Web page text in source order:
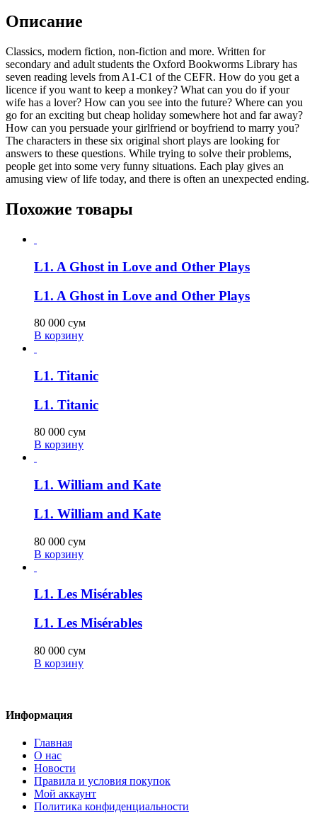
Описание
Classics, modern fiction, non-fiction and more. Written for
secondary and adult students the Oxford Bookworms Library has
seven reading levels from A1-C1 of the CEFR. How do you get a
licence if you want to keep a monkey? What can you do if your
wife has a lover? How can you see into the future? Where can you
go for an exciting but cheap holiday somewhere hot and far away?
How can you persuade your girlfriend or boyfriend to marry you?
The characters in these six original short plays are looking for
answers to these questions. While trying to solve their problems,
people get into some very funny situations. Each play gives an
amusing view of life today, and there is often an unexpected ending.
Похожие товары
L1. A Ghost in Love and Other Plays
L1. A Ghost in Love and Other Plays
80 000 сум
В корзину
L1. Titanic
L1. Titanic
80 000 сум
В корзину
L1. William and Kate
L1. William and Kate
80 000 сум
В корзину
L1. Les Misérables
L1. Les Misérables
80 000 сум
В корзину
Информация
Главная
О нас
Новости
Правила и условия покупок
Мой аккаунт
Политика конфиденциальности